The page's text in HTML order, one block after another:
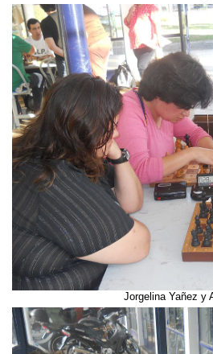
Jorgelina Yañez y